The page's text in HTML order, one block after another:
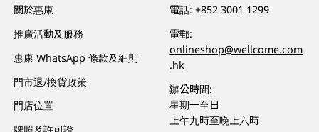
關於惠康
推廣活動及服務
惠康 WhatsApp 條款及細則
門市退/換貨政策
門店位置
電話:+852 3001 1299
電郵:
onlineshop@wellcome.com
.hk
辦公時間:
星期一至日
上午九時至晚上六時